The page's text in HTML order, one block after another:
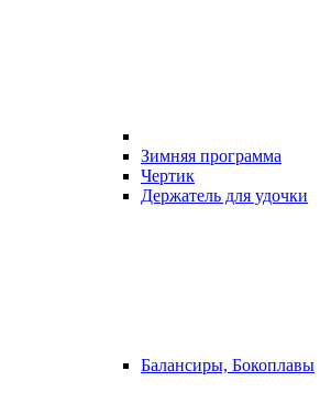
Зимняя программа
Чертик
Держатель для удочки
Балансиры, Бокоплавы